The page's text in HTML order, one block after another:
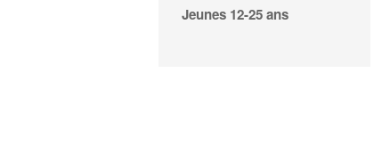
Jeunes 12-25 ans